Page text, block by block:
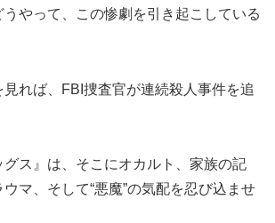
やって、この惨劇を引き起こしている
れば、FBI捜査官が連続殺人事件を追
グス』は、そこにオカルト、家族の記
マ、そして“悪魔”の気配を忍び込ませ